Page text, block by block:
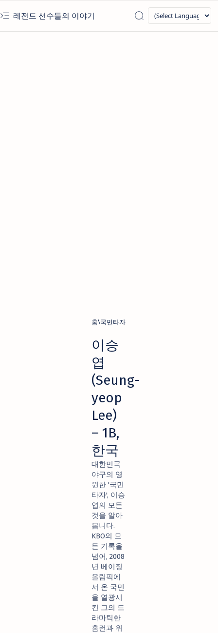
레전드 선수들의 이야기
홈 국민타자
이승
엽
(Seung-
yeop
Lee)
– 1B,
한국
대한민국
야구의 영
원한 '국민
타자', 이승
엽의 모든
것을 알아
봅니다.
KBO의 모
든 기록을
넘어, 2008
년 베이징
올림픽에
서 온 국민
을 열광시
킨 그의 드
라마틱한
홈런과 위